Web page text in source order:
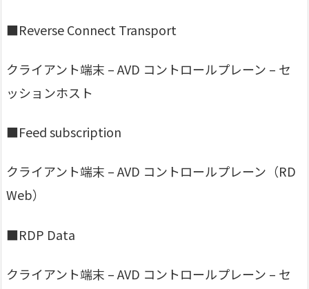
■Reverse Connect Transport
クライアント端末 – AVD コントロールプレーン – セ
ッションホスト
■Feed subscription
クライアント端末 – AVD コントロールプレーン（RD
Web）
■RDP Data
クライアント端末 – AVD コントロールプレーン – セ